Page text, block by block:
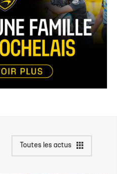
Toutes les actus